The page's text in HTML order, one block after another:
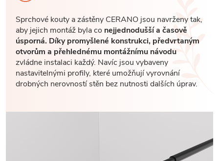
Sprchové kouty a zástěny CERANO jsou navrženy tak,
aby jejich montáž byla co nejjednodušší a časově
úsporná. Díky promyšlené konstrukci, předvrtaným
otvorům a přehlednému montážnímu návodu
zvládne instalaci každý. Navíc jsou vybaveny
nastavitelnými profily, které umožňují vyrovnání
drobných nerovností stěn bez nutnosti dalších úprav.